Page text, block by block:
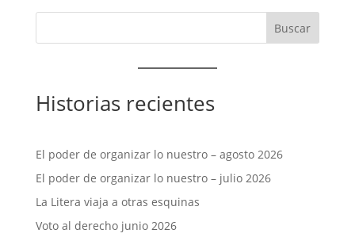
Historias recientes
El poder de organizar lo nuestro – agosto 2026
El poder de organizar lo nuestro – julio 2026
La Litera viaja a otras esquinas
Voto al derecho junio 2026